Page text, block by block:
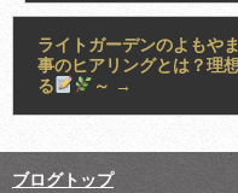
ライトガーデンのよもや
事のヒアリングとは？理
る
～ →
ブログトップ